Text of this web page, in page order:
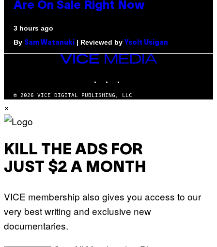
Are On Sale Right Now
3 hours ago
By Sam Watanuki | Reviewed by Ysolt Usigan
VICE
© 2026 VICE DIGITAL PUBLISHING, LLC
×
KILL THE ADS FOR
JUST $2 A MONTH
VICE membership also gives you access to our
very best writing and exclusive new
documentaries.